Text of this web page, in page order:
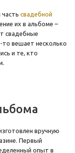
свадебной
их в альбоме –
свадебные
вешает несколько
и те, кто
вручную
Первый
опыт в